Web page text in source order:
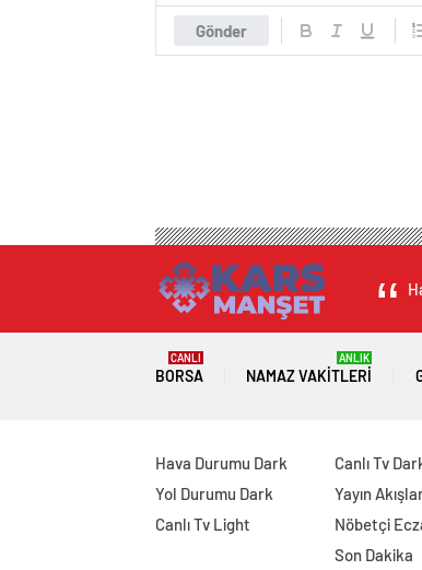
Gönder
BORSA
CANLI
NAMAZ VAKITLERI
ANLIK
Hava Durumu Dark
Yol Durumu Dark
Canlı Tv Light
Canlı Tv
Yayın
Nöbetçi
Son Dakika